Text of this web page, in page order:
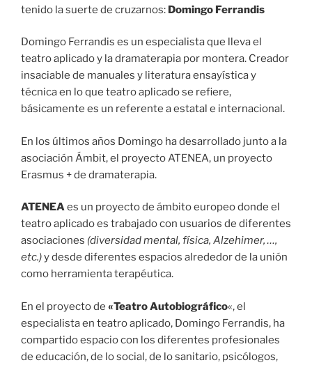
tenido la suerte de cruzarnos: Domingo Ferrandis
Domingo Ferrandis es un especialista que lleva el
teatro aplicado y la dramaterapia por montera. Creador
insaciable de manuales y literatura ensayística y
técnica en lo que teatro aplicado se refiere,
básicamente es un referente a estatal e internacional.
En los últimos años Domingo ha desarrollado junto a la
asociación Ámbit, el proyecto ATENEA, un proyecto
Erasmus + de dramaterapia.
ATENEAes un proyecto de ámbito europeo donde el
teatro aplicado es trabajado con usuarios de diferentes
asociaciones (diversidad mental, física, Alzehimer, …,
etc.)y desde diferentes espacios alrededor de la unión
como herramienta terapéutica.
En el proyecto de «Teatro Autobiográfico«, el
especialista en teatro aplicado, Domingo Ferrandis, ha
compartido espacio con los diferentes profesionales
de educación, de lo social, de lo sanitario, psicólogos,